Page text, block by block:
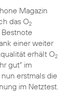
Magazin
das O2
einer weiter
erhält O2
gut“ im
erstmals die
im Netztest.